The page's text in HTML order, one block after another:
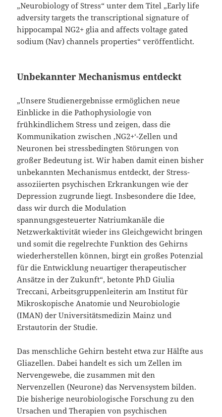
„Neurobiology of Stress“ unter dem Titel „Early life
adversity targets the transcriptional signature of
hippocampal NG2+ glia and affects voltage gated
sodium (Nav) channels properties“ veröffentlicht.
Unbekannter Mechanismus entdeckt
„Unsere Studienergebnisse ermöglichen neue
Einblicke in die Pathophysiologie von
frühkindlichem Stress und zeigen, dass die
Kommunikation zwischen ‚NG2+‘-Zellen und
Neuronen bei stressbedingten Störungen von
großer Bedeutung ist. Wir haben damit einen bisher
unbekannten Mechanismus entdeckt, der Stress-
assoziierten psychischen Erkrankungen wie der
Depression zugrunde liegt. Insbesondere die Idee,
dass wir durch die Modulation
spannungsgesteuerter Natriumkanäle die
Netzwerkaktivität wieder ins Gleichgewicht bringen
und somit die regelrechte Funktion des Gehirns
wiederherstellen können, birgt ein großes Potenzial
für die Entwicklung neuartiger therapeutischer
Ansätze in der Zukunft“, betonte PhD Giulia
Treccani, Arbeitsgruppenleiterin am Institut für
Mikroskopische Anatomie und Neurobiologie
(IMAN) der Universitätsmedizin Mainz und
Erstautorin der Studie.
Das menschliche Gehirn besteht etwa zur Hälfte aus
Gliazellen. Dabei handelt es sich um Zellen im
Nervengewebe, die zusammen mit den
Nervenzellen (Neurone) das Nervensystem bilden.
Die bisherige neurobiologische Forschung zu den
Ursachen und Therapien von psychischen